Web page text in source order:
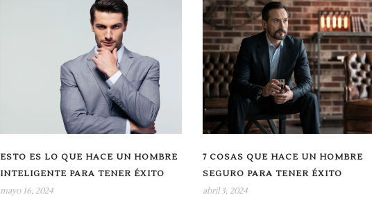
ESTO ES LO QUE HACE UN HOMBRE
INTELIGENTE PARA TENER ÉXITO
mayo 16, 2024
7 COSAS QUE HACE UN HOMBRE
SEGURO PARA TENER ÉXITO
abril 3, 2024